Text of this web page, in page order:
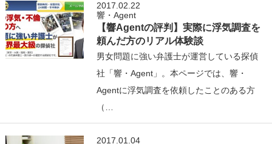
2017.02.22
響・Agent
【響Agentの評判】実際に浮気調査を
頼んだ方のリアル体験談
男女問題に強い弁護士が運営している探偵
社「響・Agent」。本ページでは、響・
Agentに浮気調査を依頼したことのある方
（…
2017.01.04